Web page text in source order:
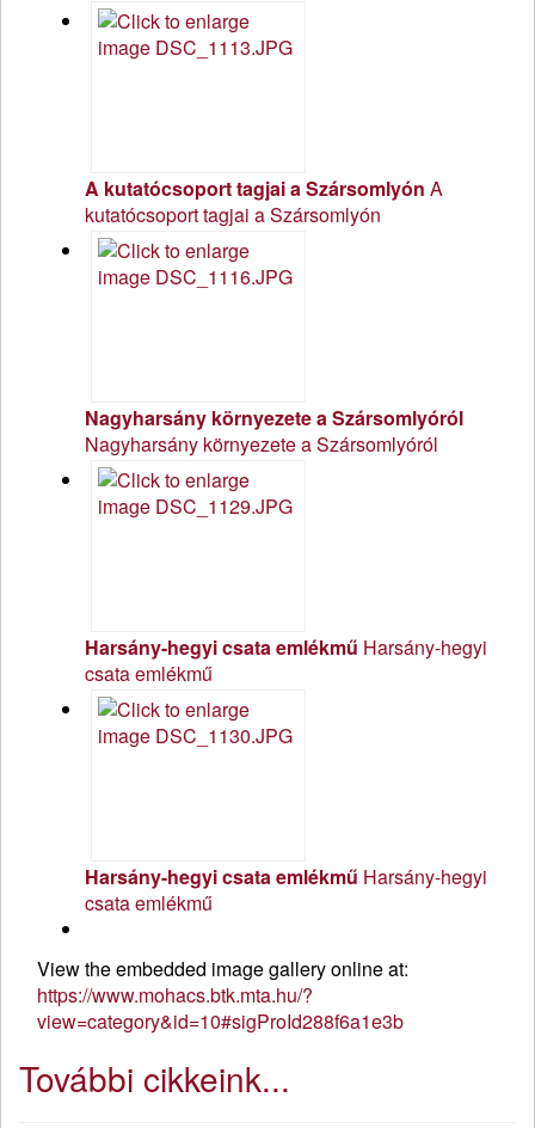
A kutatócsoport tagjai a Szársomlyón A
kutatócsoport tagjai a Szársomlyón
Nagyharsány környezete a Szársomlyóról
Nagyharsány környezete a Szársomlyóról
Harsány-hegyi csata emlékmű Harsány-hegyi
csata emlékmű
Harsány-hegyi csata emlékmű Harsány-hegyi
csata emlékmű
View the embedded image gallery online at:
https://www.mohacs.btk.mta.hu/?
view=category&id=10#sigProId288f6a1e3b
További cikkeink...